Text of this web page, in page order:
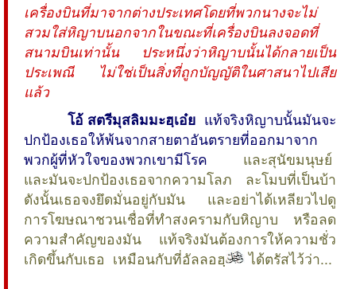
เครื่องบินที่มาจากต่างประเทศโดยที่พวกนางจะไม่
สวมใส่หิญาบนอกจากในขณะที่เครื่องบินลงจอดที่
สนามบินเท่านั้น ประหนึ่งว่าหิญาบนั้นได้กลายเป็น
ประเพณี ไม่ใช่เป็นสิ่งที่ถูกบัญญัติในศาสนาไปเสีย
แล้ว
โอ้ สตรีมุสลิมมะฮฺเอ๋ย แท้จริงหิญาบนั้นมันจะ
ปกป้องเธอให้พ้นจากสายตาอันตรายที่ออกมาจาก
พวกผู้ที่หัวใจของพวกเขามีโรค และสุนัขมนุษย์
และมันจะปกป้องเธอจากความโลภ ละโมบที่เป็นบ้า
ดังนั้นเธอจงยึดมั่นอยู่กับมัน และอย่าได้เหลียวไปดู
การโฆษณาชวนเชื่อที่ทำสงครามกับหิญาบ หรือลด
ความสำคัญของมัน แท้จริงมันต้องการให้ความชั่ว
เกิดขึ้นกับเธอ เหมือนกับที่อัลลอฮฺ
ได้ตรัสไว้ว่า...